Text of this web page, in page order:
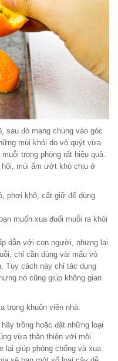
sau đó mang chúng vào góc
mùi khói do vỏ quýt vừa
trong phòng rất hiệu quả.
mùi ẩm ướt khó chịu ở
phơi khô, cất giữ để dùng
muốn xua đuổi muỗi ra khỏi
dẫn với con người, nhưng lại
chỉ cần dùng vài mẩu vỏ
Tuy cách này chỉ tác dụng
nó cũng giúp không gian
trong khuôn viên nhà.
trồng hoặc đặt những loại
vừa thân thiện với môi
lại giúp phòng chống và xua